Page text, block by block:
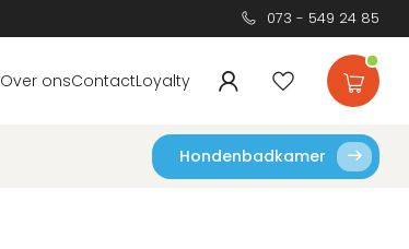
073 - 549 24 85
Over onsContactLoyalty
Hondenbadkamer